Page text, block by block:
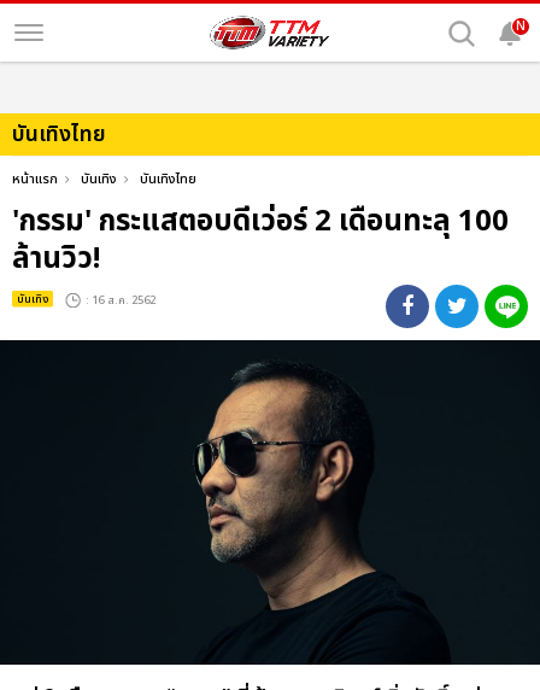
N
บันเทิงไทย
หน้าแรก บันเทิง บันเทิงไทย
'กรรม' กระแสตอบดีเว่อร์ 2 เดือนทะลุ 100
ล้านวิว!
บันเทิง : 16 ส.ค. 2562